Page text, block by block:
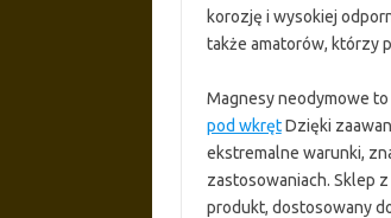
korozję i wysokiej
także amatorów, którzy
Magnesy neodymowe
pod wkrętDzięki
ekstremalne warunki,
zastosowaniach. Sklep
produkt, dostosowany